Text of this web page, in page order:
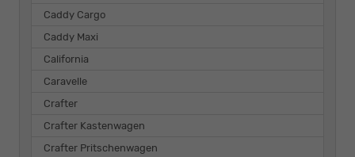
Caddy Cargo
Caddy Maxi
California
Caravelle
Crafter
Crafter Kastenwagen
Crafter Pritschenwagen